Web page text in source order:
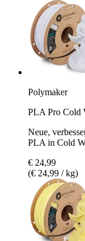
Polymaker
PLA Pro Cold
Neue,
PLA in Cold
€ 24,99
(€ 24,99 / kg)